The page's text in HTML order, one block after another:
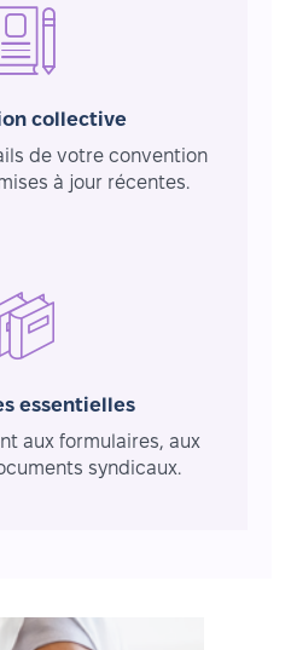
collective
de votre convention
à jour récentes.
essentielles
aux formulaires, aux
syndicaux.